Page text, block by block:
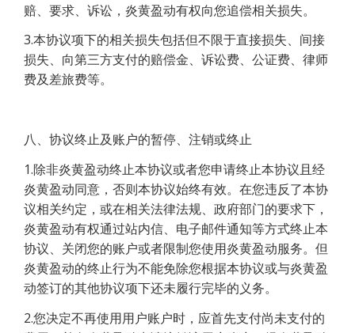
赔、要求、诉讼，炎黄盈动有权向您追偿相关损失。
3.本协议项下的相关损失包括但不限于直接损失、间接
损失、向第三方支付的赔偿金、诉讼费、公证费、律师
费及差旅费等。
八、协议终止及账户的暂停、注销或终止
1.除非炎黄盈动终止本协议或者您申请终止本协议且经
炎黄盈动同意，否则本协议始终有效。在您违反了本协
议相关约定，或在相关法律法规、政府部门的要求下，
炎黄盈动有权通过站内信、电子邮件通知等方式终止本
协议、关闭您的账户或者限制您使用炎黄盈动服务。但
炎黄盈动的终止行为不能免除您根据本协议或与炎黄盈
动签订的其他协议项下还未履行完毕的义务。
2.您决定不再使用用户账户时，应首先支付尚未支付的